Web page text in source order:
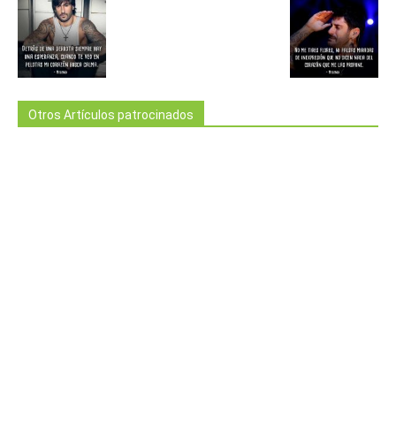
Otros Artículos patrocinados